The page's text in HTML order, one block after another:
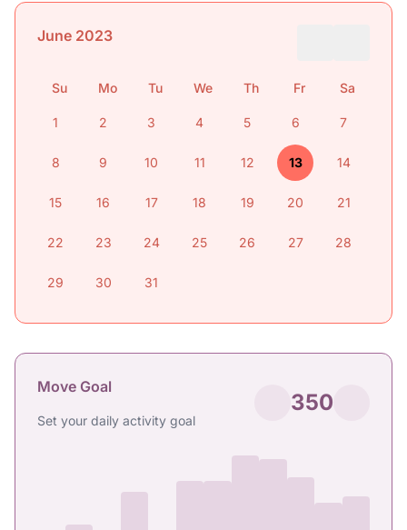
June 2023
Su Mo Tu We Th Fr Sa
1 2 3 4 5 6 7
8 9 10 11 12 13 14
15 16 17 18 19 20 21
22 23 24 25 26 27 28
29 30 31
Move Goal
Set your daily activity goal
350